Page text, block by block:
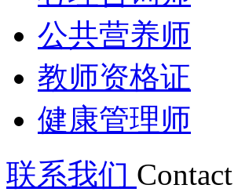
公共营养师
教师资格证
健康管理师
联系我们 Contact